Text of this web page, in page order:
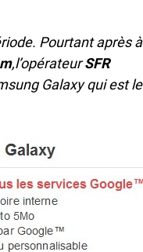
Pourtant après à
,l’opérateurSFR
Galaxy qui est le